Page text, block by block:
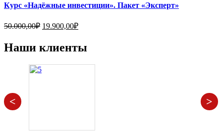
Курс «Надёжные инвестиции». Пакет «Эксперт»
50.000,00₽ Первоначальная
50.000,00₽.
19.900,00₽Текущая
Наши клиенты
< >